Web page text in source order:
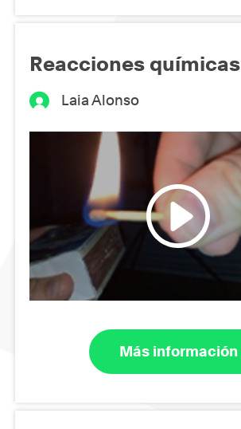
Reacciones químicas
Laia Alonso
Más información